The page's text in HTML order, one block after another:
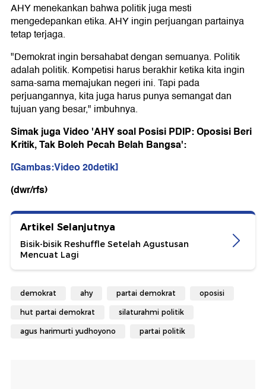
AHY menekankan bahwa politik juga mesti
mengedepankan etika. AHY ingin perjuangan partainya
tetap terjaga.
"Demokrat ingin bersahabat dengan semuanya. Politik
adalah politik. Kompetisi harus berakhir ketika kita ingin
sama-sama memajukan negeri ini. Tapi pada
perjuangannya, kita juga harus punya semangat dan
tujuan yang besar," imbuhnya.
Simak juga Video 'AHY soal Posisi PDIP: Oposisi Beri
Kritik, Tak Boleh Pecah Belah Bangsa':
[Gambas:Video 20detik]
(dwr/rfs)
Artikel Selanjutnya
Bisik-bisik Reshuffle Setelah Agustusan
Mencuat Lagi
demokrat ahy partai demokrat oposisi
hut partai demokrat silaturahmi politik
agus harimurti yudhoyono partai politik